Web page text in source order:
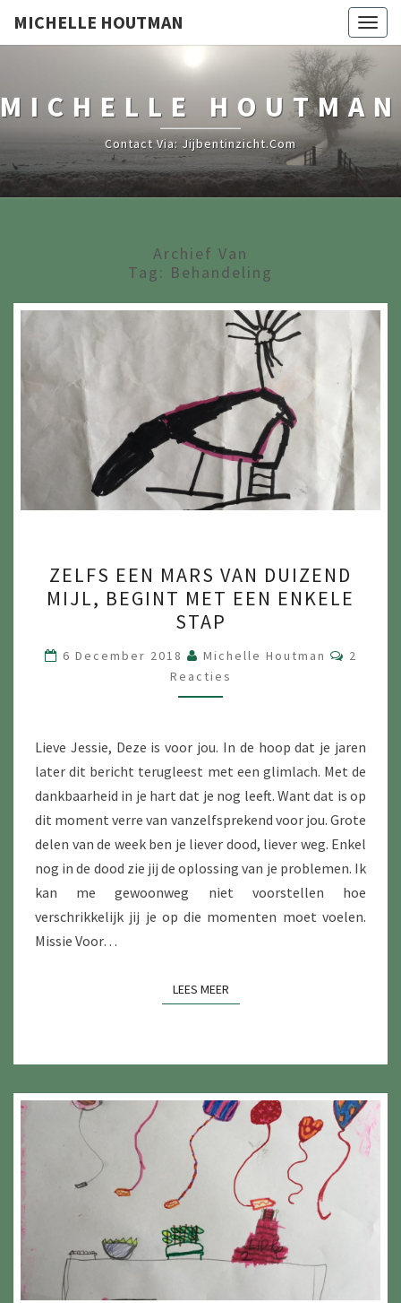
MICHELLE HOUTMAN
MICHELLE HOUTMAN
Contact Via: Jijbentinzicht.com
Archief Van
Tag: Behandeling
EEN
MARS
VAN
DUIZEND
MIJL,
BEGINT
EEN
ENKELE
STAP
ZELFS EEN MARS VAN DUIZEND
MIJL, BEGINT MET EEN ENKELE
STAP
6 December 2018 Michelle Houtman
2
Reacties
Lieve Jessie, Deze is voor jou. In de hoop dat je jaren
later dit bericht terugleest met een glimlach. Met de
dankbaarheid in je hart dat je nog leeft. Want dat is op
dit moment verre van vanzelfsprekend voor jou. Grote
delen van de week ben je liever dood, liever weg. Enkel
nog in de dood zie jij de oplossing van je problemen. Ik
kan me gewoonweg niet voorstellen hoe
verschrikkelijk jij je op die momenten moet voelen.
Missie Voor…
LEES MEERLEES MEER